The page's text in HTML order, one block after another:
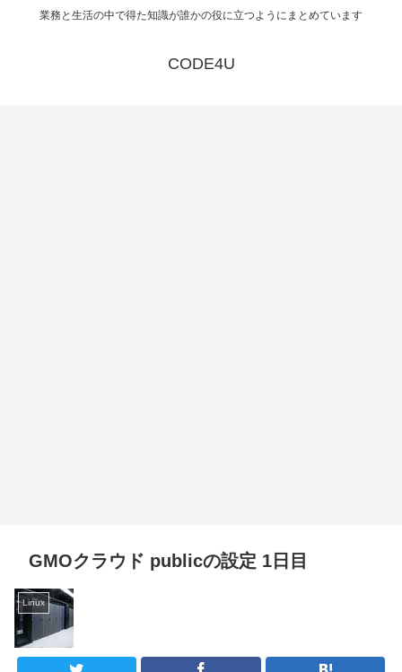
業務と生活の中で得た知識が誰かの役に立つようにまとめています
CODE4U
GMOクラウド publicの設定 1日目
Linux